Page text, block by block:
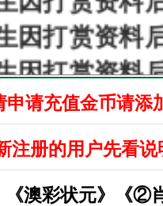
因打赏资料
因打赏资料
因打赏资料
因打赏资料
因打赏资料
因打赏资料
请充值金币请添
注册的用户先看
《澳彩状元》《②